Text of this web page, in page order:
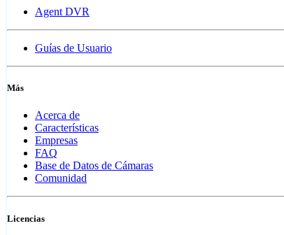
Agent DVR
Guías de Usuario
Más
Acerca de
Características
Empresas
FAQ
Base de Datos de Cámaras
Comunidad
Licencias